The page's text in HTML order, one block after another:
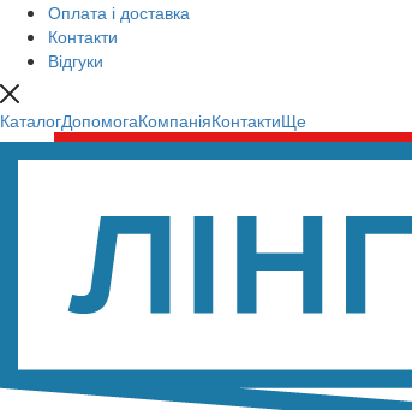
Оплата і доставка
Контакти
Відгуки
КаталогДопомогаКомпаніяКонтактиЩе